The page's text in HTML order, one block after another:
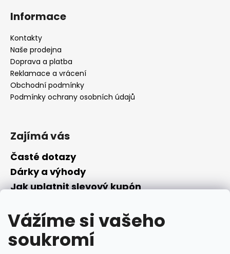
Vážíme si vašeho
soukromí
Informace
Kontakty
Naše prodejna
Doprava a platba
Reklamace a vrácení
Obchodní podmínky
Podmínky ochrany osobních údajů
Zajímá vás
Časté dotazy
Dárky a výhody
Jak uplatnit slevový kupón
Převodník parfémů
Parfémový slovníček